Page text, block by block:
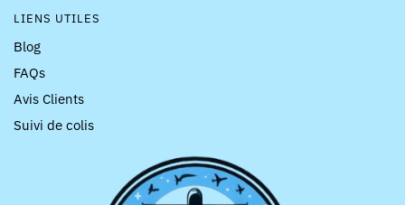
LIENS UTILES
Blog
FAQs
Avis Clients
Suivi de colis